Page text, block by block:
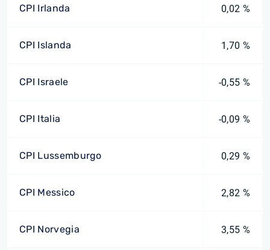
CPI Irlanda 0,02 %
CPI Islanda 1,70 %
CPI Israele -0,55 %
CPI Italia -0,09 %
CPI Lussemburgo 0,29 %
CPI Messico 2,82 %
CPI Norvegia 3,55 %